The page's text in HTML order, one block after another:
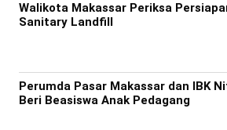
Walikota Makassar Periksa
Sanitary Landfill
Perumda Pasar Makassar dan IBK
Beri Beasiswa Anak Pedagang